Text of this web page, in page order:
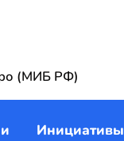
(МИБ РФ)
Инициативы